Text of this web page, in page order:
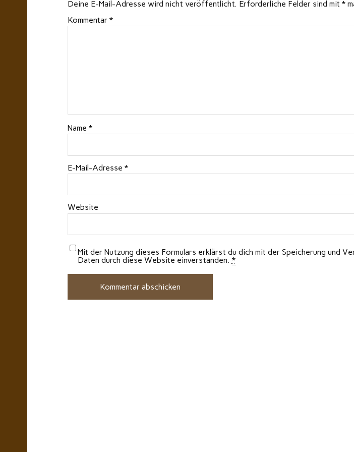
Deine E-Mail-Adresse wird nicht veröffentlicht. Erforderliche Felder sind mit *
Kommentar *
Name *
E-Mail-Adresse *
Website
Mit der Nutzung dieses Formulars erklärst du dich mit der Speicherung und
Daten durch diese Website einverstanden. *